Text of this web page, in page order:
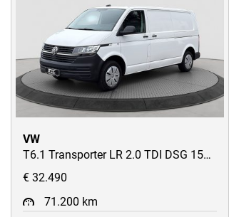
VW
T6.1 Transporter LR 2.0 TDI DSG 150PS/2xSchiebetüren/Heckklappe/ACC/Navi/Kamera/AHK/uvm
€ 32.490
71.200 km